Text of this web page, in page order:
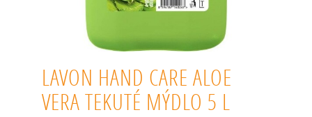
LAVON HAND CARE ALOE
VERA TEKUTÉ MÝDLO 5 L